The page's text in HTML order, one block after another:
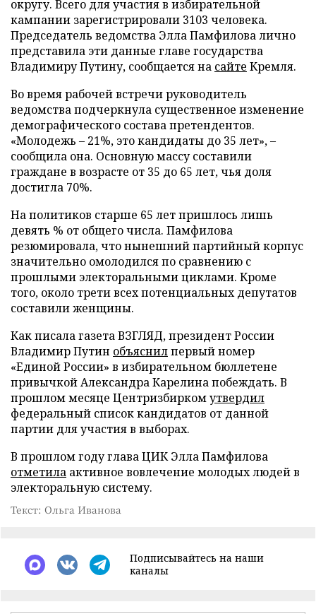
округу. Всего для участия в избирательной
кампании зарегистрировали 3103 человека.
Председатель ведомства Элла Памфилова лично
представила эти данные главе государства
Владимиру Путину, сообщается на сайте Кремля.
Во время рабочей встречи руководитель
ведомства подчеркнула существенное изменение
демографического состава претендентов.
«Молодежь – 21%, это кандидаты до 35 лет», –
сообщила она. Основную массу составили
граждане в возрасте от 35 до 65 лет, чья доля
достигла 70%.
На политиков старше 65 лет пришлось лишь
девять % от общего числа. Памфилова
резюмировала, что нынешний партийный корпус
значительно омолодился по сравнению с
прошлыми электоральными циклами. Кроме
того, около трети всех потенциальных депутатов
составили женщины.
Как писала газета ВЗГЛЯД, президент России
Владимир Путин объяснилпервый номер
«Единой России» в избирательном бюллетене
привычкой Александра Карелина побеждать. В
прошлом месяце Центризбиркомутвердил
федеральный список кандидатов от данной
партии для участия в выборах.
В прошлом году глава ЦИК Элла Памфилова
отметила активное вовлечение молодых людей в
электоральную систему.
Текст: Ольга Иванова
Подписывайтесь на наши
каналы